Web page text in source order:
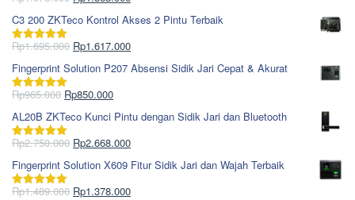
aslinya
adalah:
Rp1.978.000.
saat
ini
adalah:
C3 200 ZKTeco Kontrol Akses 2 Pintu Terbaik
Dinilai5.00
Rp1.695.000 Harga
aslinya
adalah:
Rp1.695.000.
Rp1.617.000Harga
saat
ini
Fingerprint Solution P207 Absensi Sidik Jari Cepat & Akurat
Dinilai5.00
Rp965.000 Harga
aslinya
adalah:
Rp965.000.
Rp850.000Harga
saat
ini
adalah:
AL20B ZKTeco Kunci Pintu dengan Sidik Jari dan Bluetooth
Dinilai5.00
Rp2.750.000 Harga
aslinya
adalah:
Rp2.750.000.
Rp2.668.000Harga
saat
ini
adalah:
Fingerprint Solution X609 Fitur Sidik Jari dan Wajah Terbaik
Dinilai5.00
Rp1.489.000 Harga
Rp1.378.000Harga